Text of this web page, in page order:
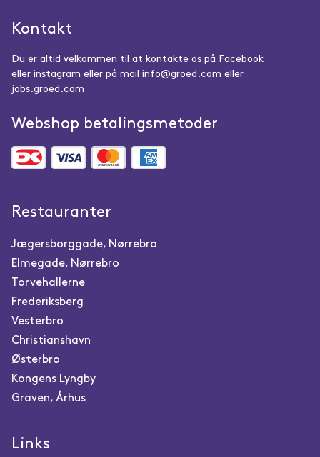
Kontakt
Du er altid velkommen til at kontakte os på Facebook
eller instagram eller på mail info@groed.com eller
jobs.groed.com
Webshop betalingsmetoder
Restauranter
Jægersborggade, Nørrebro
Elmegade, Nørrebro
Torvehallerne
Frederiksberg
Vesterbro
Christianshavn
Østerbro
Kongens Lyngby
Graven, Århus
Links